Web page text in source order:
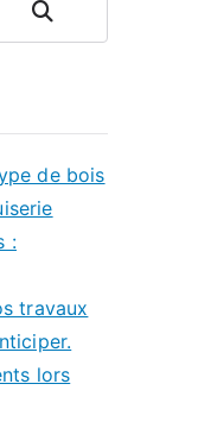
Rechercher
de bois
:
travaux
lors